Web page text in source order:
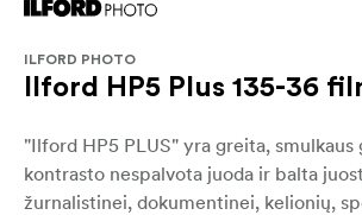
ILFORD PHOTO
Ilford HP5 Plus 135-36
"Ilford HP5 PLUS" yra greita,
kontrasto nespalvota juoda ir balta
žurnalistinei, dokumentinei, kelionių,